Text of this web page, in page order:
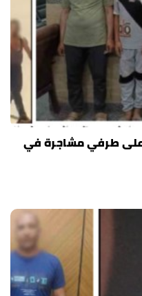
على طرفي مشاجرة في